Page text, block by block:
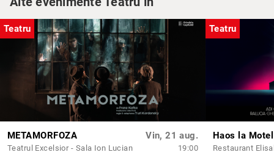
Teatru
METAMORFOZA
Teatrul Excelsior - Sala Ion Lucian
Vin, 21 aug.
19:00
Teatru
Haos la Motel
Restaurant